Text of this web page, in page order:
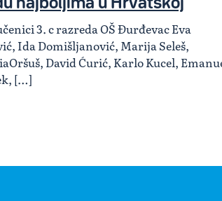
najboljima u Hrvatskoj
3. c razreda OŠ Đurđevac Eva
Ida Domišljanović, Marija Seleš,
David Ćurić, Karlo Kucel,
[…]